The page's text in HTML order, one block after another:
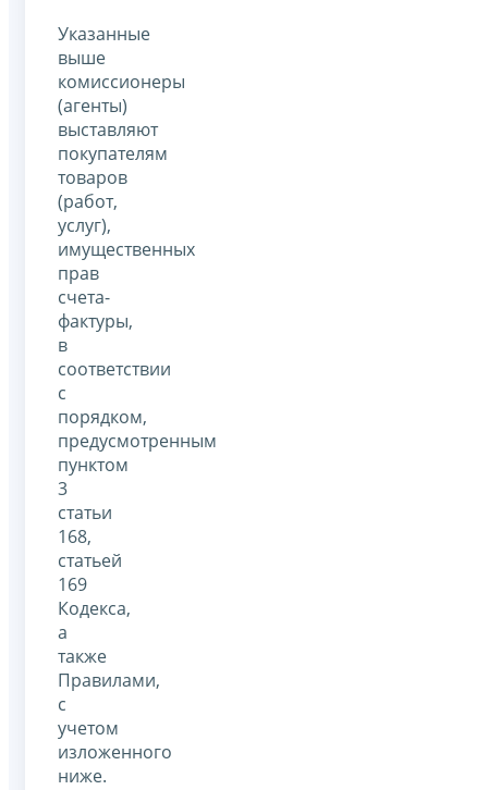
Указанные
выше
комиссионеры
(агенты)
выставляют
покупателям
товаров
(работ,
услуг),
имущественных
прав
счета-
фактуры,
в
соответствии
с
порядком,
предусмотренным
пунктом
3
статьи
168,
статьей
169
Кодекса,
а
также
Правилами,
с
учетом
изложенного
ниже.